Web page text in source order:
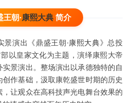
王朝·康熙大典简介
景演出《鼎盛王朝·康熙大典》总投
以皇家文化为主题，演绎康熙大帝
景演出。整场演出以承德独特的自
作基础，汲取康乾盛世时期的历史
，让观众在高科技声光电舞台效果的